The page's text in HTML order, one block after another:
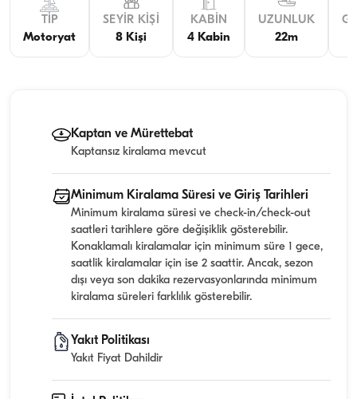
TIP
Motoryat
SEYIR KIŞI
8 Kişi
KABIN
4 Kabin
UZUNLUK
22m
Kaptan ve Mürettebat
Kaptansız kiralama mevcut
Minimum Kiralama Süresi ve Giriş Tarihleri
Minimum kiralama süresi ve check-in/check-out
saatleri tarihlere göre değişiklik gösterebilir.
Konaklamalı kiralamalar için minimum süre 1 gece,
saatlik kiralamalar için ise 2 saattir. Ancak, sezon
dışı veya son dakika rezervasyonlarında minimum
kiralama süreleri farklılık gösterebilir.
Yakıt Politikası
Yakıt Fiyat Dahildir